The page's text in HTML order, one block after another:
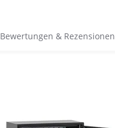
Bewertungen & Rezensionen